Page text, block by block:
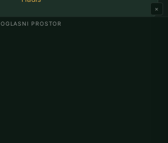
OGLASNI PROSTOR
×